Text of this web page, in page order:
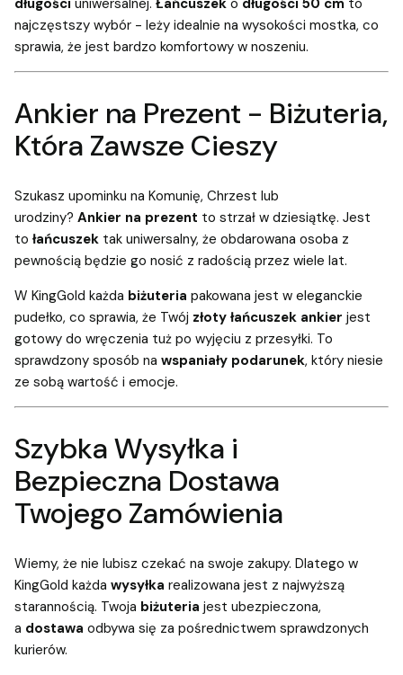
długości uniwersalnej. Łańcuszek o długości 50 cm to
najczęstszy wybór - leży idealnie na wysokości mostka, co
sprawia, że jest bardzo komfortowy w noszeniu.
Ankier na Prezent - Biżuteria,
Która Zawsze Cieszy
Szukasz upominku na Komunię, Chrzest lub
urodziny? Ankier na prezent to strzał w dziesiątkę. Jest
to łańcuszek tak uniwersalny, że obdarowana osoba z
pewnością będzie go nosić z radością przez wiele lat.
W KingGold każda biżuteria pakowana jest w eleganckie
pudełko, co sprawia, że Twój złoty łańcuszek ankier jest
gotowy do wręczenia tuż po wyjęciu z przesyłki. To
sprawdzony sposób na wspaniały podarunek, który niesie
ze sobą wartość i emocje.
Szybka Wysyłka i
Bezpieczna Dostawa
Twojego Zamówienia
Wiemy, że nie lubisz czekać na swoje zakupy. Dlatego w
KingGold każda wysyłka realizowana jest z najwyższą
starannością. Twoja biżuteria jest ubezpieczona,
a dostawa odbywa się za pośrednictwem sprawdzonych
kurierów.